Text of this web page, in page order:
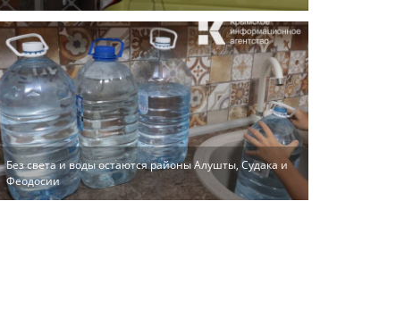
Без света и воды остаются районы Алушты, Судака и
Феодосии